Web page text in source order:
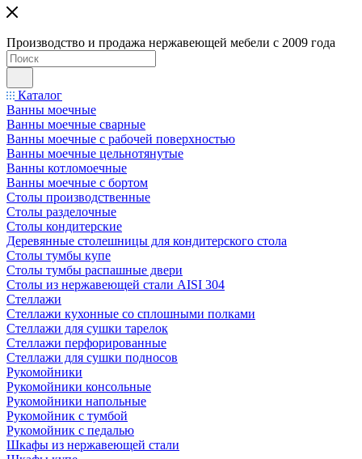
Производство и продажа нержавеющей мебели с 2009 года
Каталог
Ванны моечные
Ванны моечные сварные
Ванны моечные с рабочей поверхностью
Ванны моечные цельнотянутые
Ванны котломоечные
Ванны моечные с бортом
Столы производственные
Столы разделочные
Столы кондитерские
Деревянные столешницы для кондитерского стола
Столы тумбы купе
Столы тумбы распашные двери
Столы из нержавеющей стали AISI 304
Стеллажи
Стеллажи кухонные со сплошными полками
Стеллажи для сушки тарелок
Стеллажи перфорированные
Стеллажи для сушки подносов
Рукомойники
Рукомойники консольные
Рукомойники напольные
Рукомойник с тумбой
Рукомойник с педалью
Шкафы из нержавеющей стали